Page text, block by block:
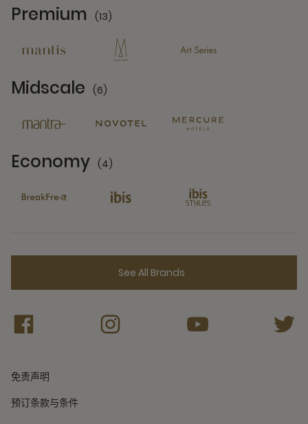
Premium (13)
Midscale (6)
Economy (4)
See All Brands
免责声明
预订条款与条件